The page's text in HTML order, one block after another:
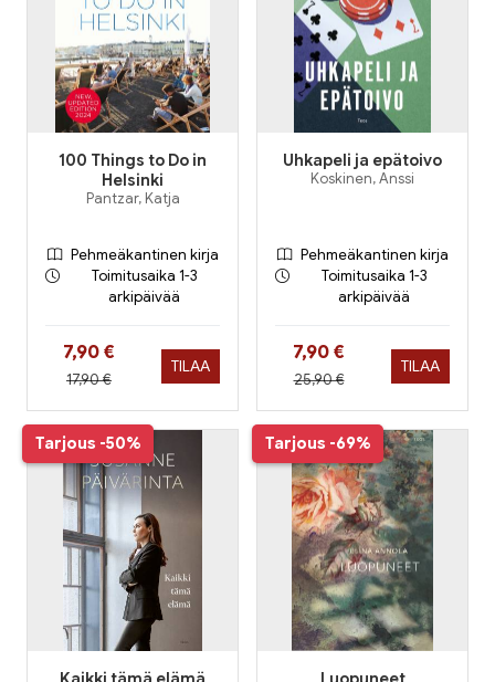
100 Things to Do in
Helsinki
Pantzar, Katja
Pehmeäkantinen kirja
Toimitusaika 1-3
arkipäivää
Hinta nyt
7,90 €
Hinta aiemmin
17,90 €
TILAA
Uhkapeli ja epätoivo
Koskinen, Anssi
Pehmeäkantinen kirja
Toimitusaika 1-3
arkipäivää
Hinta nyt
7,90 €
Hinta aiemmin
25,90 €
TILAA
Tarjous -50% Tarjous -69%